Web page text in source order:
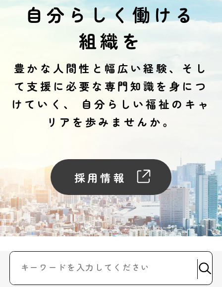
自分らしく働ける
組織を
豊かな人間性と幅広い経験、そし
て支援に必要な専門知識を身につ
けていく、
自分らしい福祉のキャ
リアを歩みませんか。
採用情報